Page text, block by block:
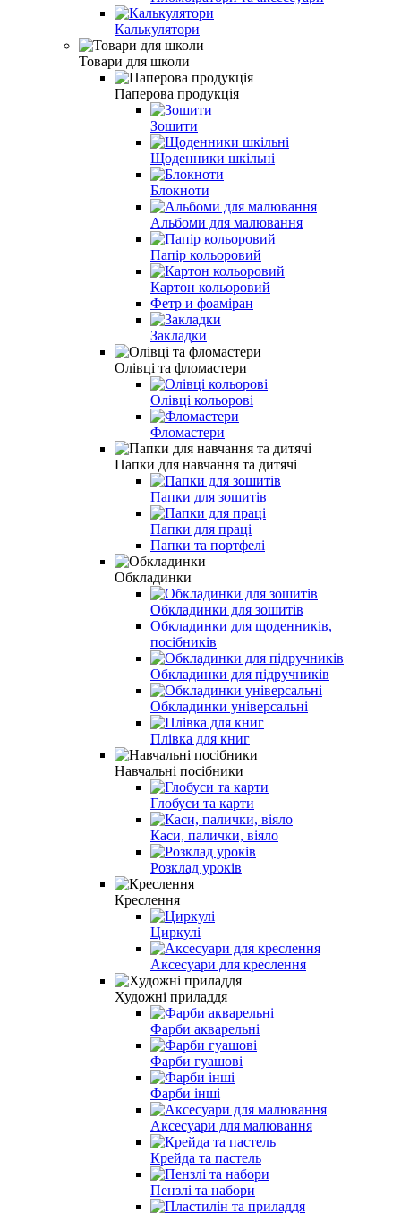
Калькулятори
Товари для школи
Паперова продукція
Зошити
Щоденники шкільні
Блокноти
Альбоми для малювання
Папiр кольоровий
Картон кольоровий
Фетр и фоаміран
Закладки
Олівці та фломастери
Олiвцi кольоровi
Фломастери
Папки для навчання та дитячі
Папки для зошитів
Папки для праці
Папки та портфелi
Обкладинки
Обкладинки для зошитів
Обкладинки для щоденників,
посібників
Обкладинки для підручників
Обкладинки універсальні
Плівка для книг
Навчальні посібники
Глобуси та карти
Каси, палички, віяло
Розклад урокiв
Креслення
Циркулі
Аксесуари для креслення
Художні приладдя
Фарби акварельні
Фарби гуашові
Фарби інші
Аксесуари для малювання
Крейда та пастель
Пензлі та набори